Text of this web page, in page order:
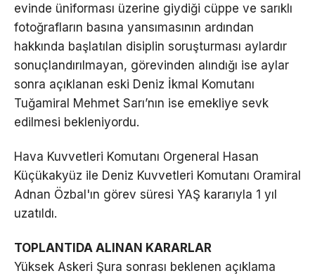
evinde üniforması üzerine giydiği cüppe ve sarıklı
fotoğrafların basına yansımasının ardından
hakkında başlatılan disiplin soruşturması aylardır
sonuçlandırılmayan, görevinden alındığı ise aylar
sonra açıklanan eski Deniz İkmal Komutanı
Tuğamiral Mehmet Sarı’nın ise emekliye sevk
edilmesi bekleniyordu.
Hava Kuvvetleri Komutanı Orgeneral Hasan
Küçükakyüz ile Deniz Kuvvetleri Komutanı Oramiral
Adnan Özbal'ın görev süresi YAŞ kararıyla 1 yıl
uzatıldı.
TOPLANTIDA ALINAN KARARLAR
Yüksek Askeri Şura sonrası beklenen açıklama